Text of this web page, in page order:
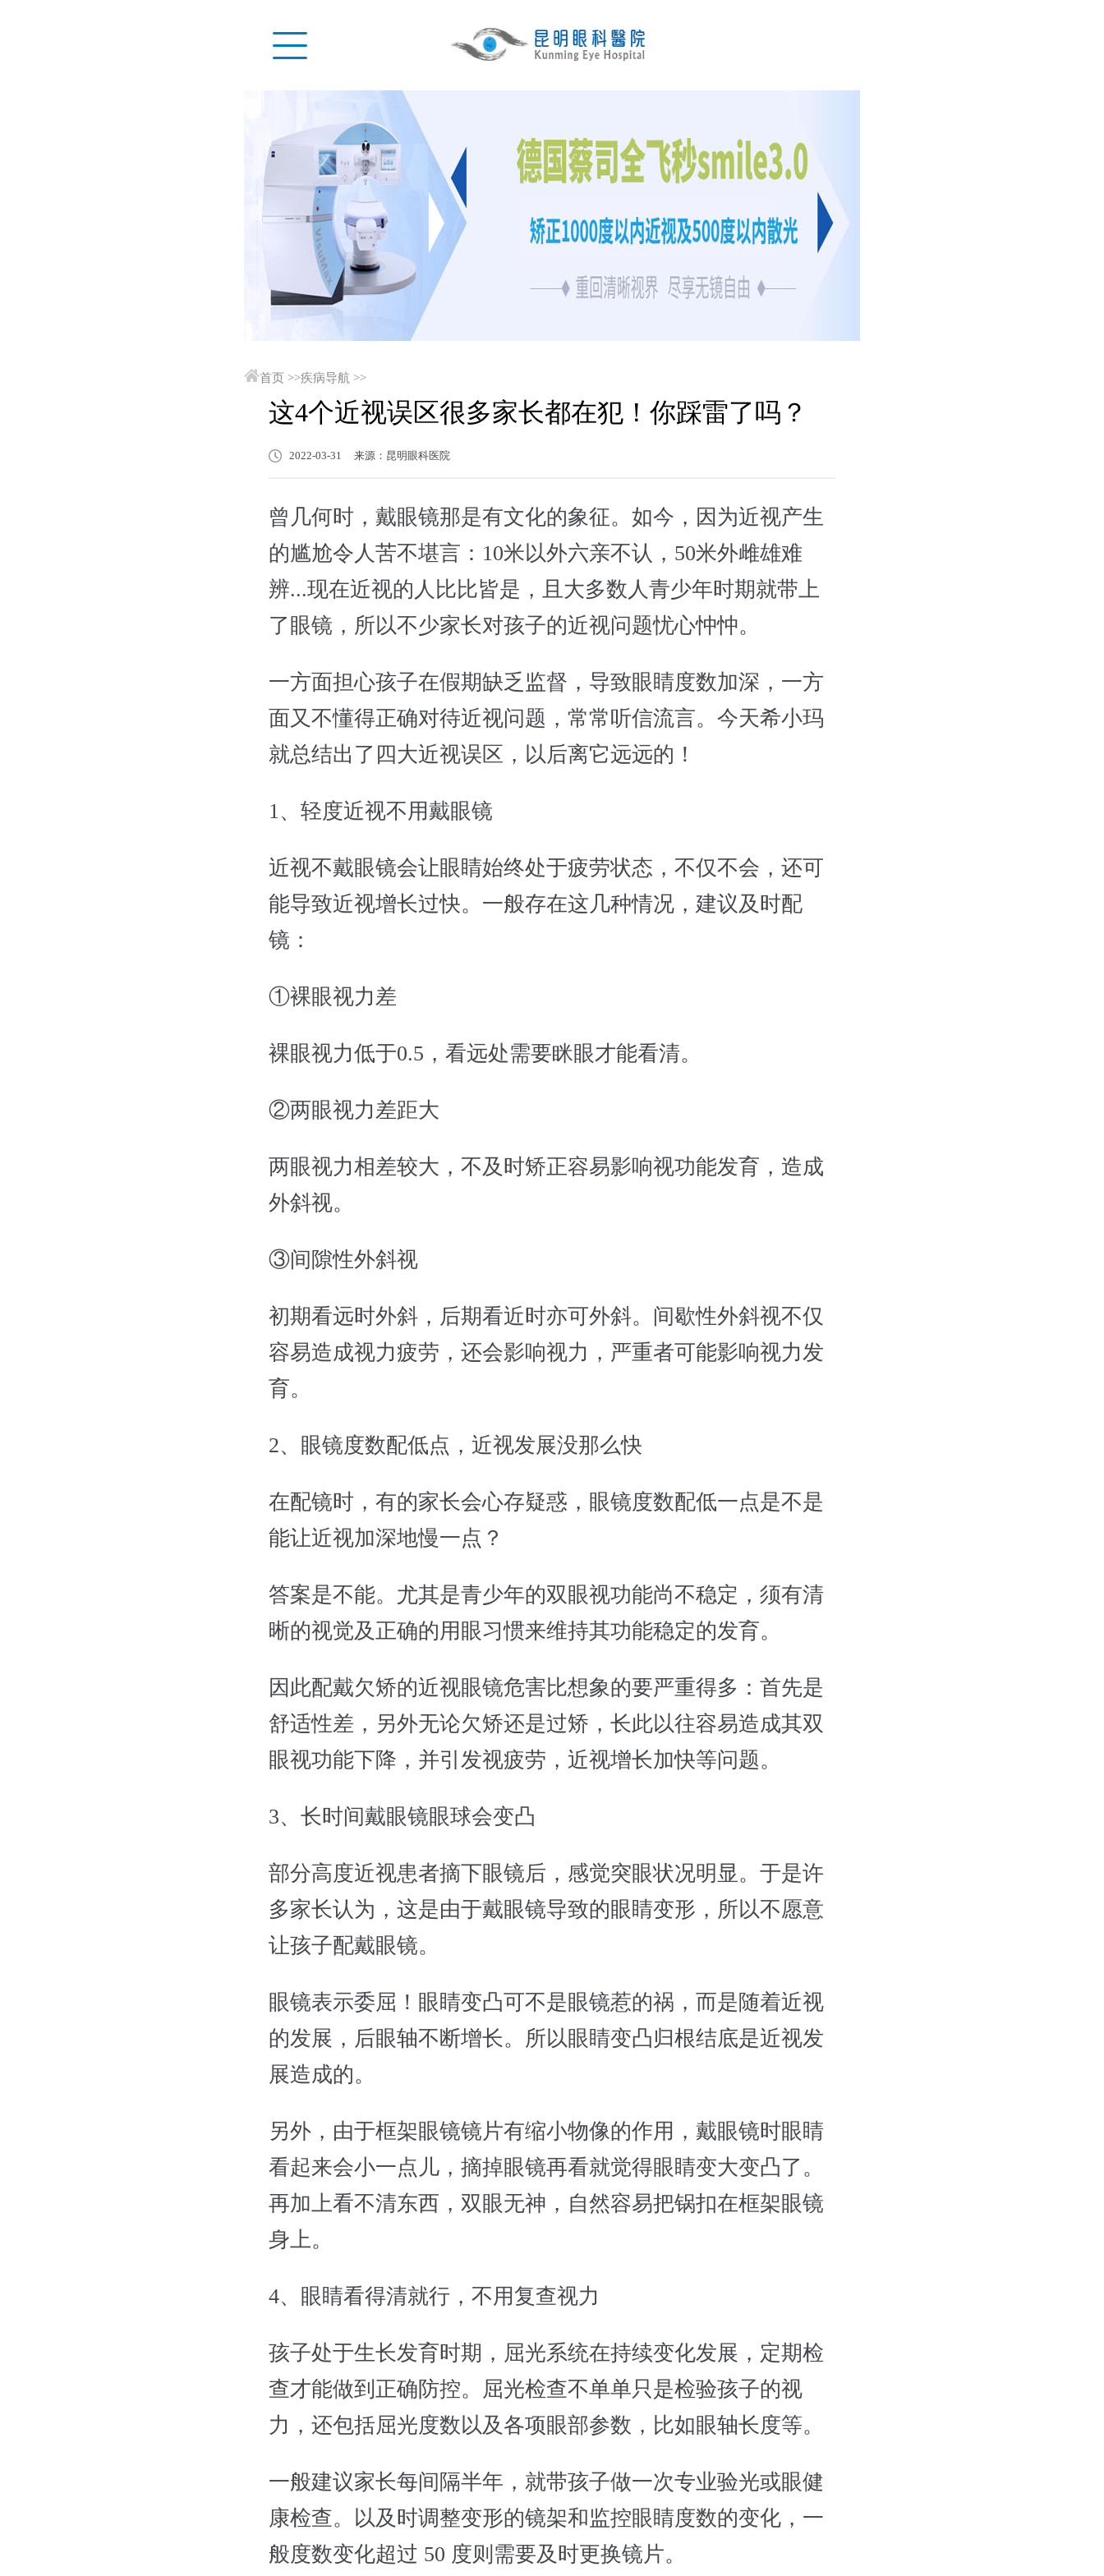
首页 >>疾病导航 >>
这4个近视误区很多家长都在犯！你踩雷了吗？
2022-03-31 来源：昆明眼科医院
曾几何时，戴眼镜那是有文化的象征。如今，因为近视产生
的尴尬令人苦不堪言：10米以外六亲不认，50米外雌雄难
辨...现在近视的人比比皆是，且大多数人青少年时期就带上
了眼镜，所以不少家长对孩子的近视问题忧心忡忡。
一方面担心孩子在假期缺乏监督，导致眼睛度数加深，一方
面又不懂得正确对待近视问题，常常听信流言。今天希小玛
就总结出了四大近视误区，以后离它远远的！
1、轻度近视不用戴眼镜
近视不戴眼镜会让眼睛始终处于疲劳状态，不仅不会，还可
能导致近视增长过快。一般存在这几种情况，建议及时配
镜：
①裸眼视力差
裸眼视力低于0.5，看远处需要眯眼才能看清。
②两眼视力差距大
两眼视力相差较大，不及时矫正容易影响视功能发育，造成
外斜视。
③间隙性外斜视
初期看远时外斜，后期看近时亦可外斜。间歇性外斜视不仅
容易造成视力疲劳，还会影响视力，严重者可能影响视力发
育。
2、眼镜度数配低点，近视发展没那么快
在配镜时，有的家长会心存疑惑，眼镜度数配低一点是不是
能让近视加深地慢一点？
答案是不能。尤其是青少年的双眼视功能尚不稳定，须有清
晰的视觉及正确的用眼习惯来维持其功能稳定的发育。
因此配戴欠矫的近视眼镜危害比想象的要严重得多：首先是
舒适性差，另外无论欠矫还是过矫，长此以往容易造成其双
眼视功能下降，并引发视疲劳，近视增长加快等问题。
3、长时间戴眼镜眼球会变凸
部分高度近视患者摘下眼镜后，感觉突眼状况明显。于是许
多家长认为，这是由于戴眼镜导致的眼睛变形，所以不愿意
让孩子配戴眼镜。
眼镜表示委屈！眼睛变凸可不是眼镜惹的祸，而是随着近视
的发展，后眼轴不断增长。所以眼睛变凸归根结底是近视发
展造成的。
另外，由于框架眼镜镜片有缩小物像的作用，戴眼镜时眼睛
看起来会小一点儿，摘掉眼镜再看就觉得眼睛变大变凸了。
再加上看不清东西，双眼无神，自然容易把锅扣在框架眼镜
身上。
4、眼睛看得清就行，不用复查视力
孩子处于生长发育时期，屈光系统在持续变化发展，定期检
查才能做到正确防控。屈光检查不单单只是检验孩子的视
力，还包括屈光度数以及各项眼部参数，比如眼轴长度等。
一般建议家长每间隔半年，就带孩子做一次专业验光或眼健
康检查。以及时调整变形的镜架和监控眼睛度数的变化，一
般度数变化超过 50 度则需要及时更换镜片。